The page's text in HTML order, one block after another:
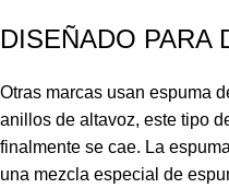
DISEÑADO PARA
Otras marcas usan espuma
anillos de altavoz, este tipo
finalmente se cae. La
una mezcla especial de